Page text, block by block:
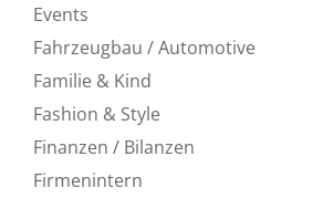
Events
Fahrzeugbau / Automotive
Familie & Kind
Fashion & Style
Finanzen / Bilanzen
Firmenintern